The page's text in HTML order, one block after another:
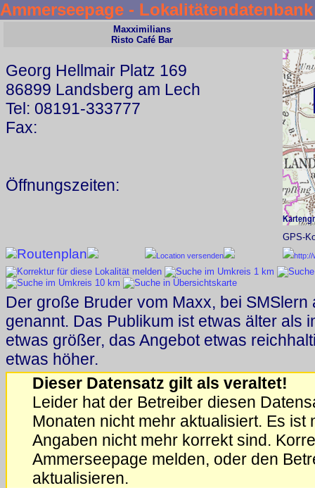
Ammerseepage - Lokalitätendatenbank
Maxximilians
Risto Café Bar
Georg Hellmair Platz 169
86899 Landsberg am Lech
Tel: 08191-333777
Fax:
Öffnungszeiten:
GPS-
Routenplan Location versenden http://
Der große Bruder vom Maxx, bei SMSlern
genannt. Das Publikum ist etwas älter als
etwas größer, das Angebot etwas
etwas höher.
Dieser Datensatz gilt als veraltet!
Leider hat der Betreiber diesen
Monaten nicht mehr aktualisiert. Es ist
Angaben nicht mehr korrekt sind.
Ammerseepage melden, oder den
aktualisieren.